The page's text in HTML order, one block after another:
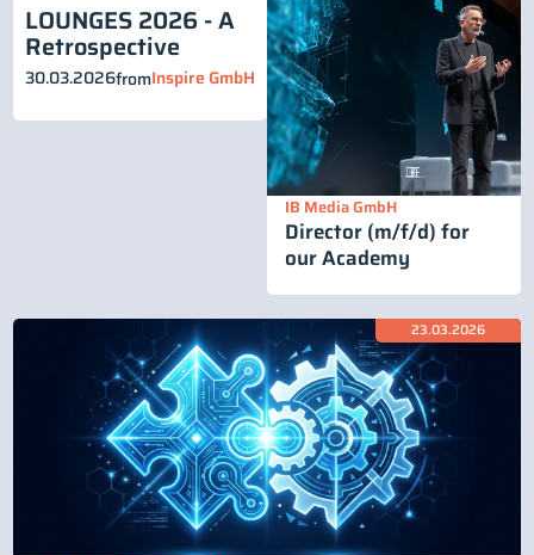
LOUNGES 2026 - A
Retrospective
30.03.2026fromInspire GmbH
IB Media GmbH
Director (m/f/d) for
our Academy
23.03.2026